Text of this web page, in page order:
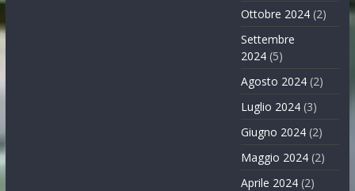
Ottobre 2024 (2)
Settembre
2024 (5)
Agosto 2024 (2)
Luglio 2024 (3)
Giugno 2024 (2)
Maggio 2024 (2)
Aprile 2024 (2)